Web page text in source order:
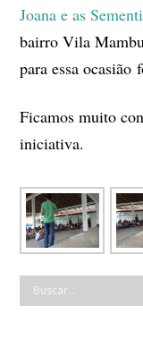
Joana e as
bairro Vila
para essa ocasião
Ficamos muito
iniciativa.